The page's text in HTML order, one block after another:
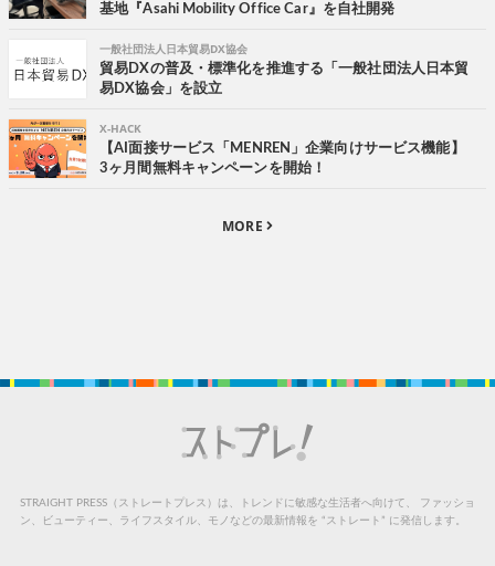
基地『Asahi Mobility Office Car』を自社開発
一般社団法人日本貿易DX協会
貿易DXの普及・標準化を推進する「一般社団法人日本貿
易DX協会」を設立
X-HACK
【AI面接サービス「MENREN」企業向けサービス機能】
3ヶ月間無料キャンペーンを開始！
MORE
STRAIGHT PRESS（ストレートプレス）は、トレンドに敏感な生活者へ向けて、
ファッショ
ン、ビューティー、ライフスタイル、モノなどの最新情報を “ストレート” に発信します。